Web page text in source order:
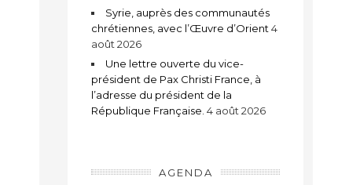
Syrie, auprès des communautés
chrétiennes, avec l’Œuvre d’Orient 4
août 2026
Une lettre ouverte du vice-
président de Pax Christi France, à
l’adresse du président de la
République Française. 4 août 2026
AGENDA